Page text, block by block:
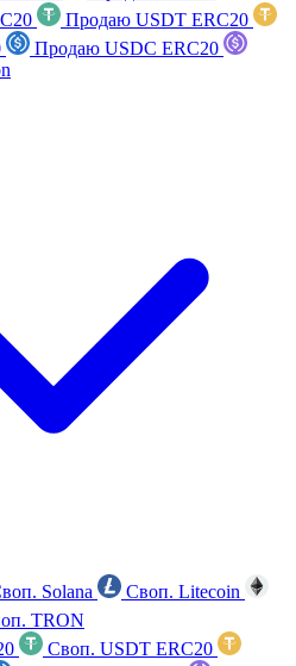
Продаю USDT ERC20
Продаю USDC ERC20
Solana
Своп. Litecoin
TRON
Своп. USDT ERC20